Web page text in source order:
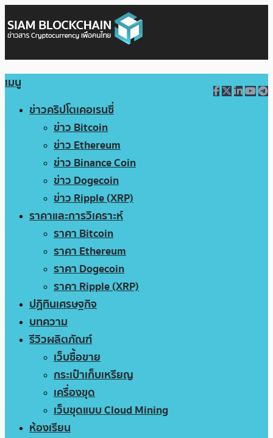
เมนู
ข่าวคริปโตเคอเรนซี่
ข่าว Bitcoin
ข่าว Ethereum
ข่าว Binance Coin
ข่าว Dogecoin
ข่าว Ripple (XRP)
ราคาและการวิเคราะห์
ราคา Bitcoin
ราคา Ethereum
ราคา Dogecoin
ราคา Ripple (XRP)
ปฏิทินเศรษฐกิจ
บทความ
รีวิวผลิตภัณฑ์
เว็บซื้อขาย
กระเป๋าเก็บเหรียญ
เครื่องขุด
เว็บขุดแบบ Cloud Mining
ห้องเรียน